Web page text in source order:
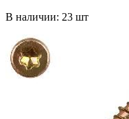
В наличии: 23 шт